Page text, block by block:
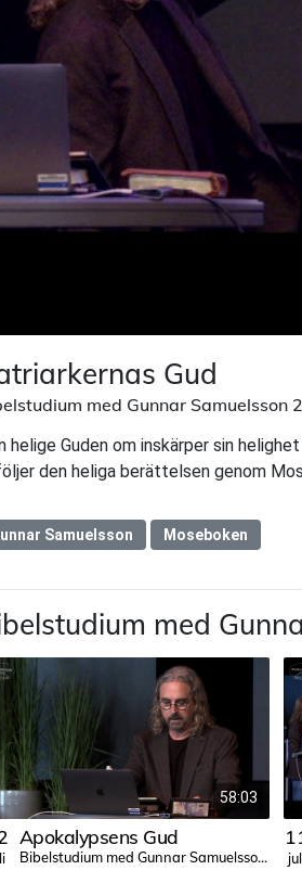
Gud
med Gunnar Samuelsson
helige Guden om inskärper sin
den heliga berättelsen genom
Samuelsson Moseboken
med
58:03
Apokalypsens Gud
Bibelstudium med Gunnar Samuelsson 2025